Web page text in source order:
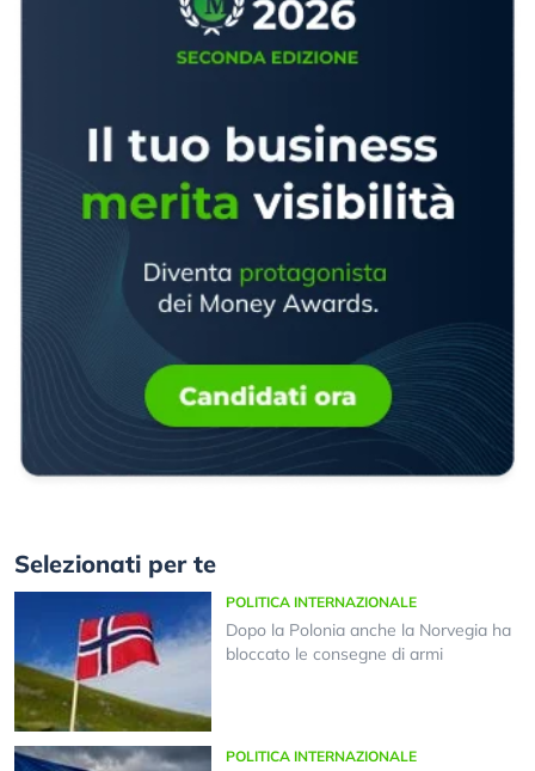
Selezionati per te
POLITICA INTERNAZIONALE
Dopo la Polonia anche la Norvegia ha
bloccato le consegne di armi
POLITICA INTERNAZIONALE